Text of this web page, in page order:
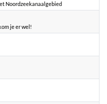
Noordzeekanaalgebied
je er wel!